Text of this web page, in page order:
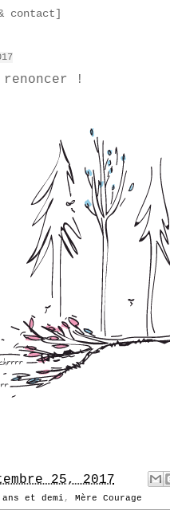
contact]
!
25, 2017
et demi , Mère Courage